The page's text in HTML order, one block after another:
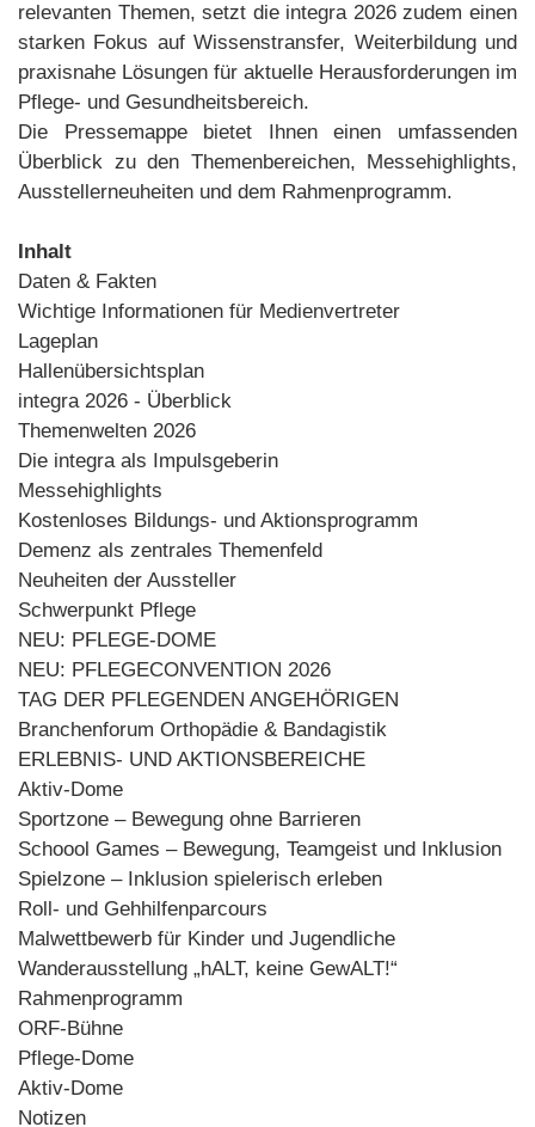
relevanten Themen, setzt die integra 2026 zudem einen
starken Fokus auf Wissenstransfer, Weiterbildung und
praxisnahe Lösungen für aktuelle Herausforderungen im
Pflege- und Gesundheitsbereich.
Die Pressemappe bietet Ihnen einen umfassenden
Überblick zu den Themenbereichen, Messehighlights,
Ausstellerneuheiten und dem Rahmenprogramm.
Inhalt
Daten & Fakten
Wichtige Informationen für Medienvertreter
Lageplan
Hallenübersichtsplan
integra 2026 - Überblick
Themenwelten 2026
Die integra als Impulsgeberin
Messehighlights
Kostenloses Bildungs- und Aktionsprogramm
Demenz als zentrales Themenfeld
Neuheiten der Aussteller
Schwerpunkt Pflege
NEU: PFLEGE-DOME
NEU: PFLEGECONVENTION 2026
TAG DER PFLEGENDEN ANGEHÖRIGEN
Branchenforum Orthopädie & Bandagistik
ERLEBNIS- UND AKTIONSBEREICHE
Aktiv-Dome
Sportzone – Bewegung ohne Barrieren
Schoool Games – Bewegung, Teamgeist und Inklusion
Spielzone – Inklusion spielerisch erleben
Roll- und Gehhilfenparcours
Malwettbewerb für Kinder und Jugendliche
Wanderausstellung „hALT, keine GewALT!“
Rahmenprogramm
ORF-Bühne
Pflege-Dome
Aktiv-Dome
Notizen